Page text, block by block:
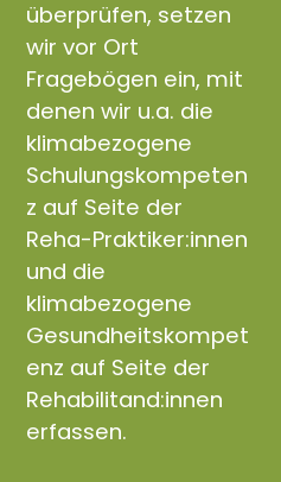
überprüfen, setzen
wir vor Ort
Fragebögen ein, mit
denen wir u.a. die
klimabezogene
Schulungskompeten
z auf Seite der
Reha-Praktiker:innen
und die
klimabezogene
Gesundheitskompet
enz auf Seite der
Rehabilitand:innen
erfassen.